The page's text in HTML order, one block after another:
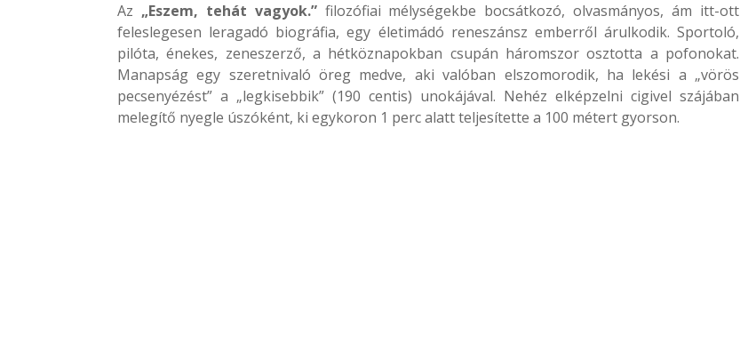
Az „Eszem, tehát vagyok.” filozófiai mélységekbe bocsátkozó, olvasmányos, ám itt-ott
feleslegesen leragadó biográfia, egy életimádó reneszánsz emberről árulkodik. Sportoló,
pilóta, énekes, zeneszerző, a hétköznapokban csupán háromszor osztotta a pofonokat.
Manapság egy szeretnivaló öreg medve, aki valóban elszomorodik, ha lekési a „vörös
pecsenyézést” a „legkisebbik” (190 centis) unokájával. Nehéz elképzelni cigivel szájában
melegítő nyegle úszóként, ki egykoron 1 perc alatt teljesítette a 100 métert gyorson.